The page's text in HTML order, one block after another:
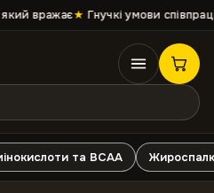
вражає★ Гнучкі умови співпраці
та ВСАА